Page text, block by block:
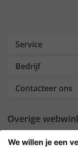
Service
Bedrijf
Contacteer ons
Overige
Nederland